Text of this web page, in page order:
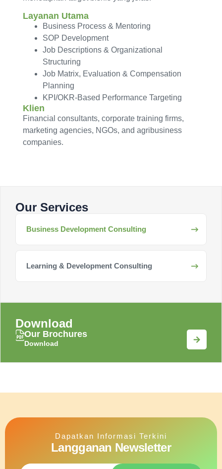
Layanan Utama
Business Process & Mentoring
SOP Development
Job Descriptions & Organizational
Structuring
Job Matrix, Evaluation & Compensation
Planning
KPI/OKR-Based Performance Targeting
Klien
Financial consultants, corporate training firms,
marketing agencies, NGOs, and agribusiness
companies.
Our Services
Business Development Consulting
Learning & Development Consulting
Download
Our Brochures
Download
Dapatkan Informasi Terkini
Langganan Newsletter